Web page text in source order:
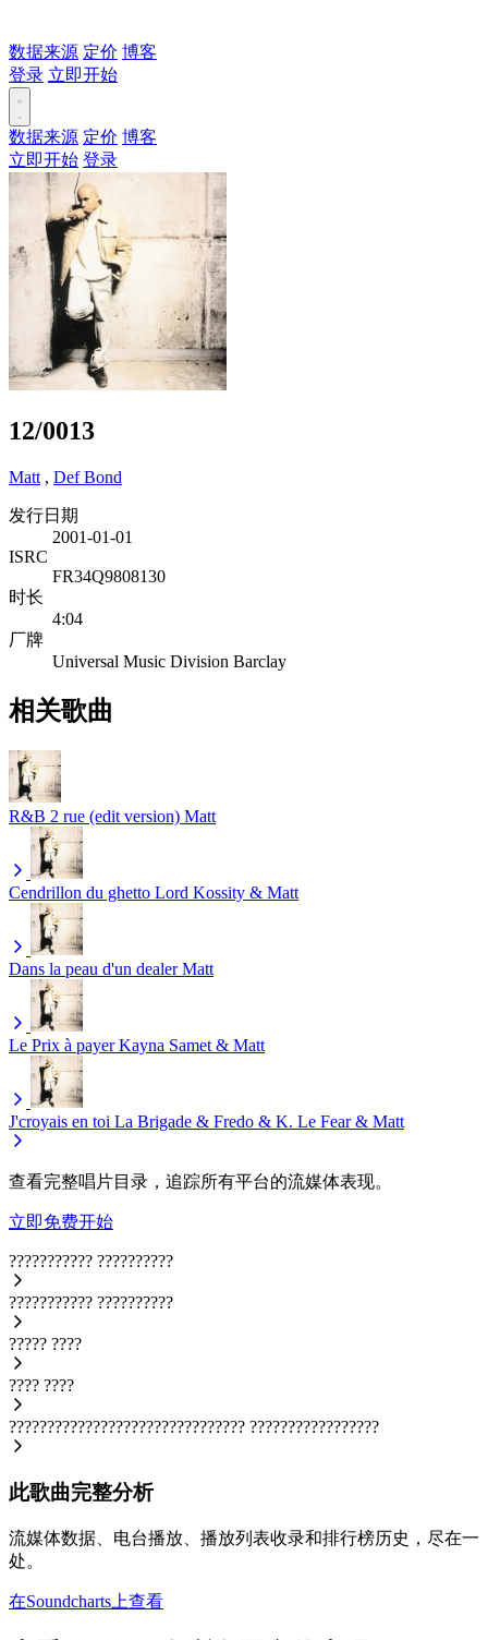
数据来源 定价 博客
登录 立即开始
数据来源 定价 博客
立即开始 登录
12/0013
Matt , Def Bond
发行日期
2001-01-01
ISRC
FR34Q9808130
时长
4:04
厂牌
Universal Music Division Barclay
相关歌曲
R&B 2 rue (edit version) Matt
Cendrillon du ghetto Lord Kossity & Matt
Dans la peau d'un dealer Matt
Le Prix à payer Kayna Samet & Matt
J'croyais en toi La Brigade & Fredo & K. Le Fear & Matt
查看完整唱片目录，追踪所有平台的流媒体表现。
立即免费开始
??????????? ??????????
??????????? ??????????
????? ????
???? ????
??????????????????????????????? ?????????????????
此歌曲完整分析
流媒体数据、电台播放、播放列表收录和排行榜历史，尽在一
处。
在Soundcharts上查看